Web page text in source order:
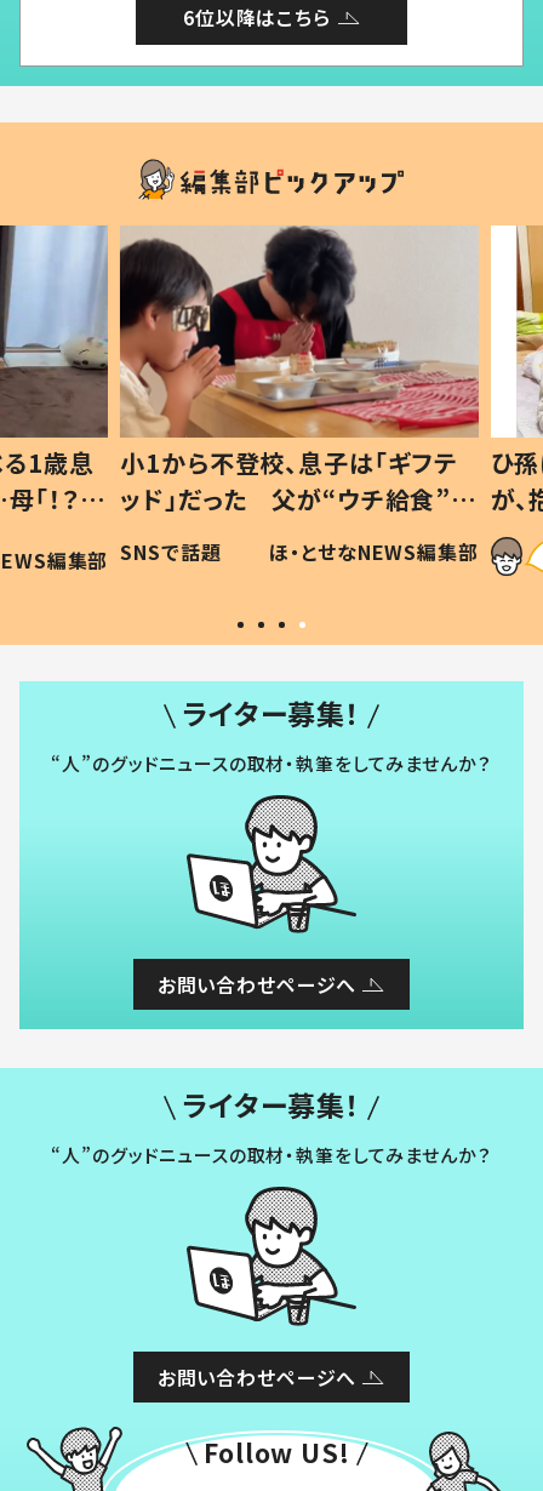
6位以降はこちら
歳息
？」
編集部
小1から不登校、息子は「ギフテ
ッド」だった 父が“ウチ給食”を
作り続ける理由とは #令和の親
#令和の子
SNSで話題 ほ・とせなNEWS編集部
ひ孫
が、抱
「涙が
い」
ライター募集！
“人”のグッドニュースの取材・執筆をしてみませんか？
お問い合わせページへ
ライター募集！
“人”のグッドニュースの取材・執筆をしてみませんか？
お問い合わせページへ
Follow US!